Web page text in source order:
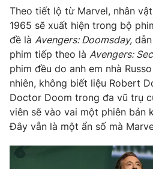
Hậu trường
Nhân vật
Khán giả
Giải sao mai
Điện ảnh
Âm nhạc
Sao
Đời sống
Du lịch
Làm đẹp
Chất lượng cuộc sống
Giáo dục
Tuyển sinh
Học trực tuyến
Công nghệ
Hitech Công nghệ tương lai
Sản phẩm
Giao lưu trực tuyến
Theo tiết lộ từ Marvel, nhân
1965 sẽ xuất hiện trong bộ
đề là Avengers: Doomsday,
phim tiếp theo là Avengers:
phim đều do anh em nhà
nhiên, không biết liệu Robert
Doctor Doom trong đa vũ trụ
viên sẽ vào vai một phiên bản
Đây vẫn là một ẩn số mà